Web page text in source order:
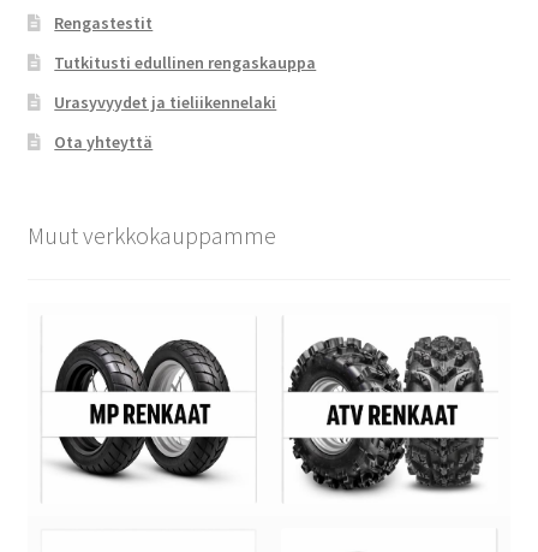
Rengastestit
Tutkitusti edullinen rengaskauppa
Urasyvyydet ja tieliikennelaki
Ota yhteyttä
Muut verkkokauppamme